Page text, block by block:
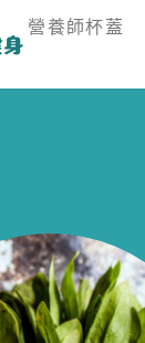
營養師杯蓋